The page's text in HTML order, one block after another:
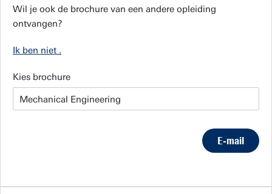
Wil je ook de brochure van een andere opleiding
ontvangen?
Ik ben niet .
Kies brochure
E-mail